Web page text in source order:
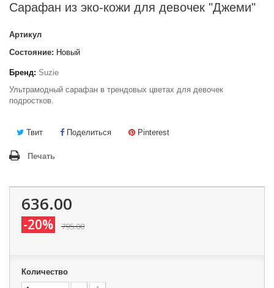
Сарафан из эко-кожи для девочек "Джеми"
Артикул
Состояние: Новый
Бренд: Suzie
Ультрамодный сарафан в трендовых цветах для девочек
подростков.
Твит Поделиться Pinterest
Печать
636.00
-20% 795.00
Количество